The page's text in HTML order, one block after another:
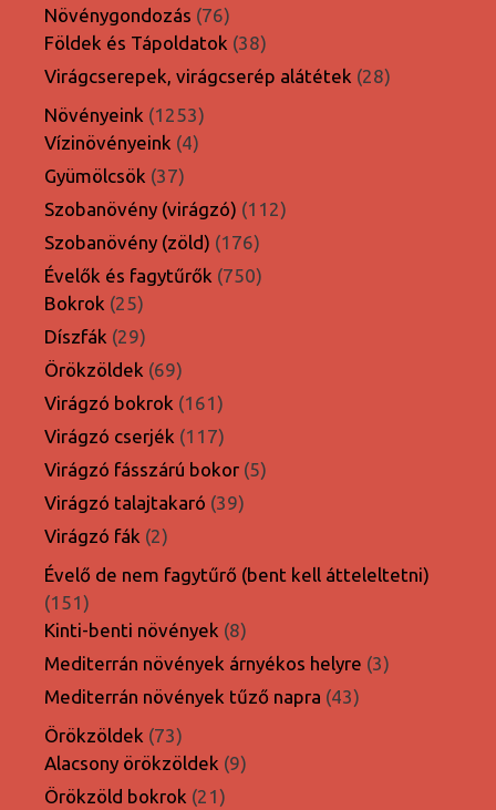
termék
Növénygondozás 7676
termék
Földek és Tápoldatok 3838
termék
Virágcserepek, virágcserép alátétek 2828
Növényeink 12531253
termék
Vízinövényeink 44
Gyümölcsök 3737
termék
Szobanövény (virágzó) 112112
Szobanövény (zöld) 176176
termék
Évelők és fagytűrők 750750
Bokrok 2525
termék
Díszfák 2929
termék
Örökzöldek 6969
termék
Virágzó bokrok 161161
termék
Virágzó cserjék 117117
termék
Virágzó fásszárú bokor 55
Virágzó talajtakaró 3939
Virágzó fák 22
termék
Évelő de nem fagytűrő (bent kell átteleltetni)
151151
termék
Kinti-benti növények 88
termék
Mediterrán növények árnyékos helyre 33
Mediterrán növények tűző napra 4343
Örökzöldek 7373
termék
Alacsony örökzöldek 99
Örökzöld bokrok 2121